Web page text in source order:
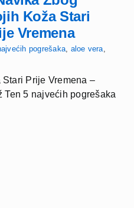
Koža Stari
Vremena
pogrešaka aloe vera
Prije Vremena –
Ten 5 najvećih pogrešaka